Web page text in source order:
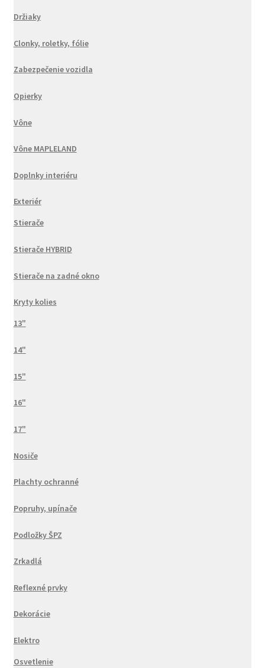
Držiaky
Clonky, roletky, fólie
Zabezpečenie vozidla
Opierky
Vône
Vône MAPLELAND
Doplnky interiéru
Exteriér
Stierače
Stierače HYBRID
Stierače na zadné okno
Kryty kolies
13"
14"
15"
16"
17"
Nosiče
Plachty ochranné
Popruhy, upínače
Podložky ŠPZ
Zrkadlá
Reflexné prvky
Dekorácie
Elektro
Osvetlenie